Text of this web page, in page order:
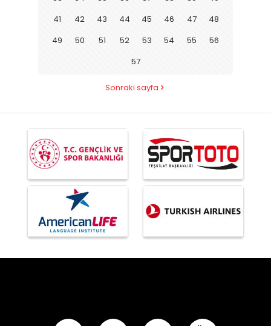
41
42 43 44 45 46 47
48
49
50 51 52 53 54 55
56
57
Sonraki sayfa